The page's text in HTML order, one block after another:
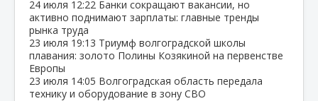
24 июля 12:22 Банки сокращают вакансии, но
активно поднимают зарплаты: главные тренды
рынка труда
23 июля 19:13 Триумф волгоградской школы
плавания: золото Полины Козякиной на первенстве
Европы
23 июля 14:05 Волгоградская область передала
технику и оборудование в зону СВО